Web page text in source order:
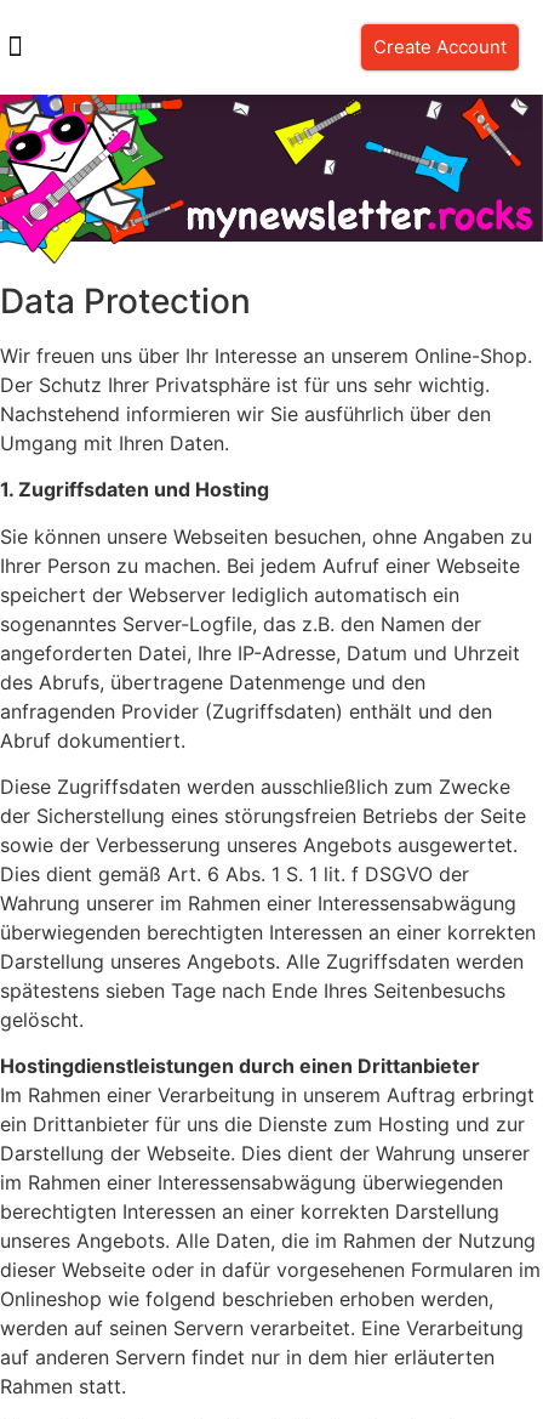
Create Account
Data Protection
Wir freuen uns über Ihr Interesse an unserem Online-Shop.
Der Schutz Ihrer Privatsphäre ist für uns sehr wichtig.
Nachstehend informieren wir Sie ausführlich über den
Umgang mit Ihren Daten.
1. Zugriffsdaten und Hosting
Sie können unsere Webseiten besuchen, ohne Angaben zu
Ihrer Person zu machen. Bei jedem Aufruf einer Webseite
speichert der Webserver lediglich automatisch ein
sogenanntes Server-Logfile, das z.B. den Namen der
angeforderten Datei, Ihre IP-Adresse, Datum und Uhrzeit
des Abrufs, übertragene Datenmenge und den
anfragenden Provider (Zugriffsdaten) enthält und den
Abruf dokumentiert.
Diese Zugriffsdaten werden ausschließlich zum Zwecke
der Sicherstellung eines störungsfreien Betriebs der Seite
sowie der Verbesserung unseres Angebots ausgewertet.
Dies dient gemäß Art. 6 Abs. 1 S. 1 lit. f DSGVO der
Wahrung unserer im Rahmen einer Interessensabwägung
überwiegenden berechtigten Interessen an einer korrekten
Darstellung unseres Angebots. Alle Zugriffsdaten werden
spätestens sieben Tage nach Ende Ihres Seitenbesuchs
gelöscht.
Hostingdienstleistungen durch einen Drittanbieter
Im Rahmen einer Verarbeitung in unserem Auftrag erbringt
ein Drittanbieter für uns die Dienste zum Hosting und zur
Darstellung der Webseite. Dies dient der Wahrung unserer
im Rahmen einer Interessensabwägung überwiegenden
berechtigten Interessen an einer korrekten Darstellung
unseres Angebots. Alle Daten, die im Rahmen der Nutzung
dieser Webseite oder in dafür vorgesehenen Formularen im
Onlineshop wie folgend beschrieben erhoben werden,
werden auf seinen Servern verarbeitet. Eine Verarbeitung
auf anderen Servern findet nur in dem hier erläuterten
Rahmen statt.